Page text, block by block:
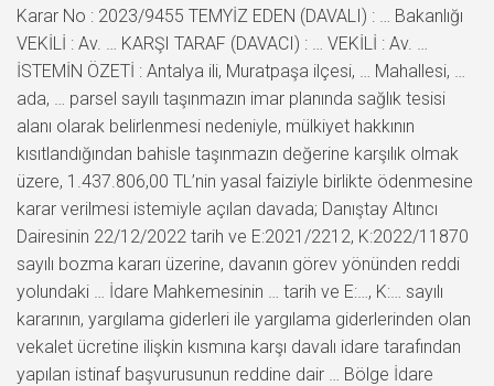
Karar No : 2023/9455 TEMYİZ EDEN (DAVALI) : … Bakanlığı
VEKİLİ : Av. … KARŞI TARAF (DAVACI) : … VEKİLİ : Av. …
İSTEMİN ÖZETİ : Antalya ili, Muratpaşa ilçesi, … Mahallesi, …
ada, … parsel sayılı taşınmazın imar planında sağlık tesisi
alanı olarak belirlenmesi nedeniyle, mülkiyet hakkının
kısıtlandığından bahisle taşınmazın değerine karşılık olmak
üzere, 1.437.806,00 TL’nin yasal faiziyle birlikte ödenmesine
karar verilmesi istemiyle açılan davada; Danıştay Altıncı
Dairesinin 22/12/2022 tarih ve E:2021/2212, K:2022/11870
sayılı bozma kararı üzerine, davanın görev yönünden reddi
yolundaki … İdare Mahkemesinin … tarih ve E:…, K:… sayılı
kararının, yargılama giderleri ile yargılama giderlerinden olan
vekalet ücretine ilişkin kısmına karşı davalı idare tarafından
yapılan istinaf başvurusunun reddine dair … Bölge İdare